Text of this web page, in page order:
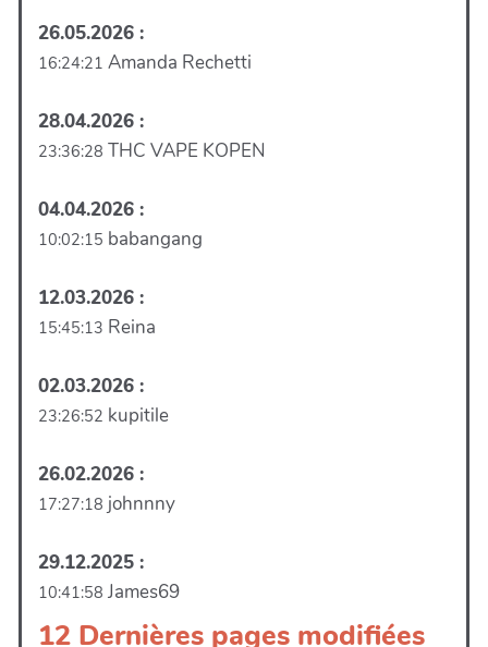
26.05.2026 :
16:24:21 Amanda Rechetti
28.04.2026 :
23:36:28 THC VAPE KOPEN
04.04.2026 :
10:02:15 babangang
12.03.2026 :
15:45:13 Reina
02.03.2026 :
23:26:52 kupitile
26.02.2026 :
17:27:18 johnnny
29.12.2025 :
10:41:58 James69
12 Dernières pages modifiées